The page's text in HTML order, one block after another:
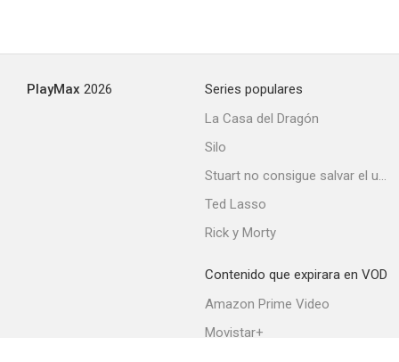
PlayMax 2026
Series populares
La Casa del Dragón
Silo
Stuart no consigue salvar el universo
Ted Lasso
Rick y Morty
Contenido que expirara en VOD
Amazon Prime Video
Movistar+